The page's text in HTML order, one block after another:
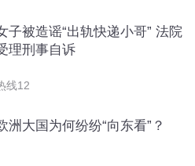
子被造谣“出轨快递小哥” 法院
理刑事自诉
线12
洲大国为何纷纷“向东看”？